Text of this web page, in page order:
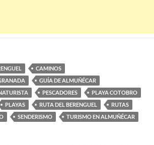
CAMINOS
GUÍA DE ALMUÑÉCAR
PESCADORES
PLAYA COTOBRO
PLAYAS RUTA DEL BERENGUEL
RUTAS
SENDERISMO TURISMO EN ALMUÑÉCAR